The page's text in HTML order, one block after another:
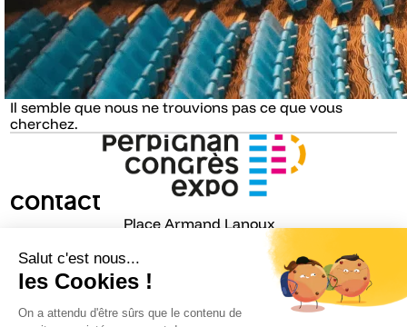
Il semble que nous ne trouvions pas ce que vous
cherchez.
Contact
Place Armand Lanoux
66001 PERPIGNAN
congrexpo@congres-perpignan.com
Infos pratiques